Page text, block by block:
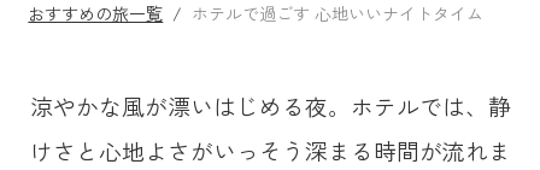
おすすめの旅一覧 / ホテルで過ごす 心地いいナイトタイム
涼やかな風が漂いはじめる夜。ホテルでは、静
けさと心地よさがいっそう深まる時間が流れま